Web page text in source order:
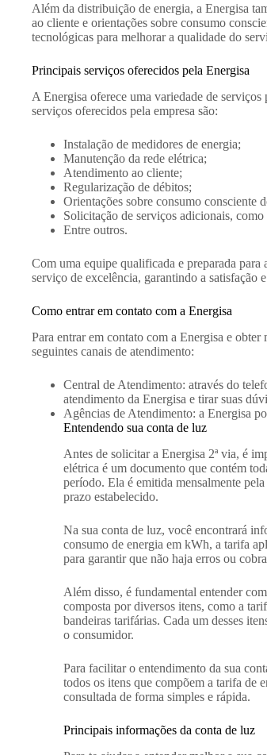
Além da distribuição de energia, a Energisa
ao cliente e orientações sobre consumo
tecnológicas para melhorar a qualidade do
Principais serviços oferecidos pela Energisa
A Energisa oferece uma variedade de
serviços oferecidos pela empresa são:
Instalação de medidores de energia;
Manutenção da rede elétrica;
Atendimento ao cliente;
Regularização de débitos;
Orientações sobre consumo consciente
Solicitação de serviços adicionais,
Entre outros.
Com uma equipe qualificada e preparada para
serviço de excelência, garantindo a satisfação
Como entrar em contato com a Energisa
Para entrar em contato com a Energisa e
seguintes canais de atendimento:
Central de Atendimento: através do
atendimento da Energisa e tirar suas
Agências de Atendimento: a Energisa
Entendendo sua conta de luz
Antes de solicitar a Energisa 2ª via, é
elétrica é um documento que contém
período. Ela é emitida mensalmente
prazo estabelecido.
Na sua conta de luz, você encontrará
consumo de energia em kWh, a tarifa
para garantir que não haja erros ou
Além disso, é fundamental entender
composta por diversos itens, como a
bandeiras tarifárias. Cada um desses
o consumidor.
Para facilitar o entendimento da sua
todos os itens que compõem a tarifa de
consultada de forma simples e rápida.
Principais informações da conta de luz